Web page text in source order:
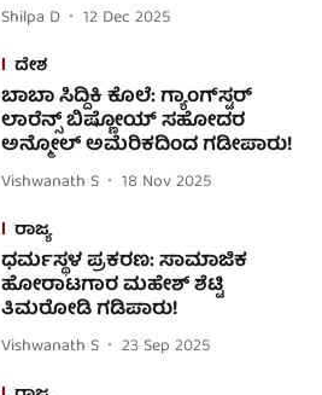
Shilpa D
12 Dec 2025
ದೇಶ
ಬಾಬಾ ಸಿದ್ದಿಕಿ ಕೊಲೆ: ಗ್ಯಾಂಗ್‌ಸ್ಟರ್‌
ಲಾರೆನ್ಸ್ ಬಿಷ್ಣೋಯ್ ಸಹೋದರ
ಅನ್ಮೋಲ್ ಅಮೆರಿಕದಿಂದ ಗಡೀಪಾರು!
Vishwanath S
18 Nov 2025
ರಾಜ್ಯ
ಧರ್ಮಸ್ಥಳ ಪ್ರಕರಣ: ಸಾಮಾಜಿಕ
ಹೋರಾಟಗಾರ ಮಹೇಶ್ ಶೆಟ್ಟಿ
ತಿಮರೋಡಿ ಗಡಿಪಾರು!
Vishwanath S
23 Sep 2025